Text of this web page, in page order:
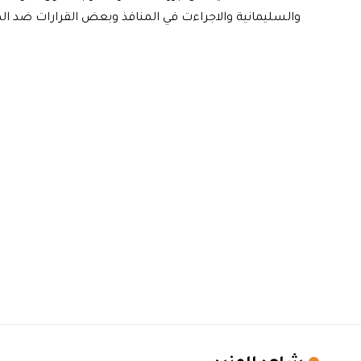
والسليمانية والاجراءت في المنافذ وبعض القرارات ضد